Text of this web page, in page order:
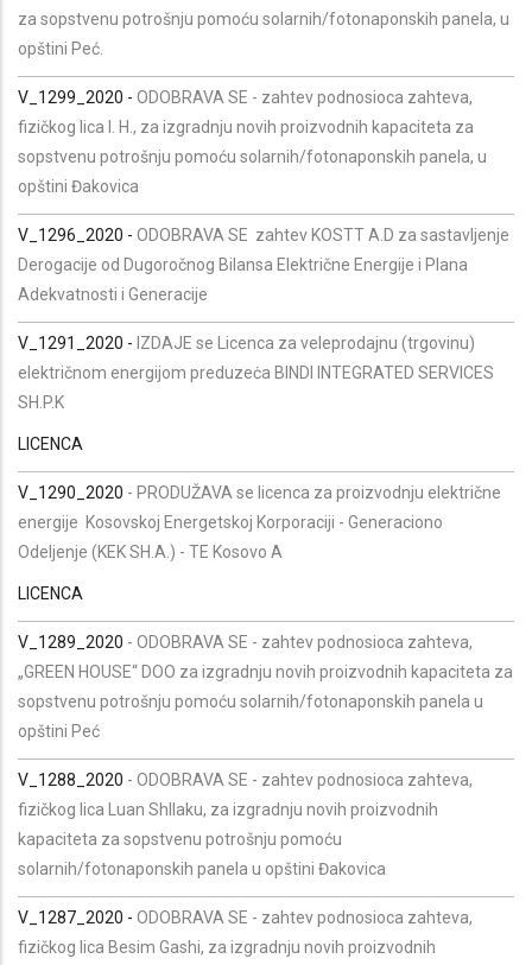
za sopstvenu potrošnju pomoću solarnih/fotonaponskih panela, u
opštini Peć.
V_1299_2020 - ODOBRAVA SE - zahtev podnosioca zahteva,
fizičkog lica I. H., za izgradnju novih proizvodnih kapaciteta za
sopstvenu potrošnju pomoću solarnih/fotonaponskih panela, u
opštini Đakovica
V_1296_2020 - ODOBRAVA SE zahtev KOSTT A.D za sastavljenje
Derogacije od Dugoročnog Bilansa Električne Energije i Plana
Adekvatnosti i Generacije
V_1291_2020 - IZDAJE se Licenca za veleprodajnu (trgovinu)
električnom energijom preduzeċa BINDI INTEGRATED SERVICES
SH.P.K
LICENCA
V_1290_2020 - PRODUŽAVA se licenca za proizvodnju električne
energije Kosovskoj Energetskoj Korporaciji - Generaciono
Odeljenje (KEK SH.A.) - TE Kosovo A
LICENCA
V_1289_2020 - ODOBRAVA SE - zahtev podnosioca zahteva,
„GREEN HOUSE“ DOO za izgradnju novih proizvodnih kapaciteta za
sopstvenu potrošnju pomoću solarnih/fotonaponskih panela u
opštini Peć
V_1288_2020 - ODOBRAVA SE - zahtev podnosioca zahteva,
fizičkog lica Luan Shllaku, za izgradnju novih proizvodnih
kapaciteta za sopstvenu potrošnju pomoću
solarnih/fotonaponskih panela u opštini Đakovica
V_1287_2020 - ODOBRAVA SE - zahtev podnosioca zahteva,
fizičkog lica Besim Gashi, za izgradnju novih proizvodnih